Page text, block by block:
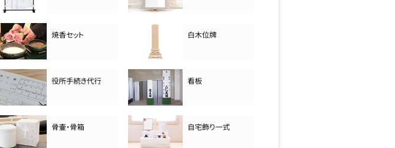
焼香セット 白木位牌
役所手続き代行 看板
骨壷・骨箱 自宅飾り一式